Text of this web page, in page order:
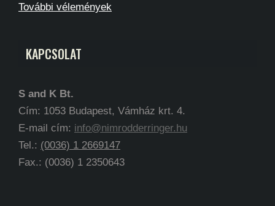
További vélemények
KAPCSOLAT
S and K Bt.
Cím: 1053 Budapest, Vámház krt. 4.
E-mail cím: info@nimrodderringer.hu
Tel.: (0036) 1 2669147
Fax.: (0036) 1 2350643